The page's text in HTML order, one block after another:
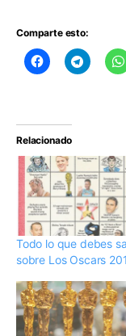
Comparte esto:
Relacionado
Todo lo que debes
sobre Los Oscars